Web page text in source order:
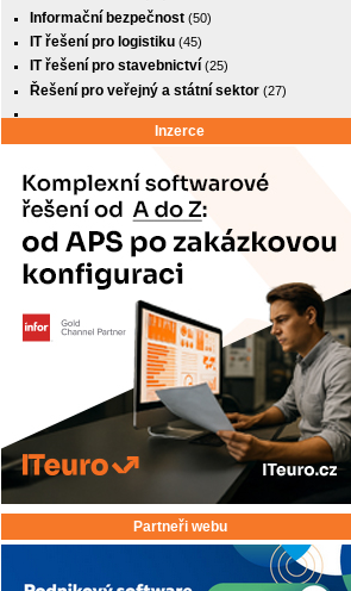
Informační bezpečnost (50)
IT řešení pro logistiku (45)
IT řešení pro stavebnictví (25)
Řešení pro veřejný a státní sektor (27)
Inzerce
Partneři webu